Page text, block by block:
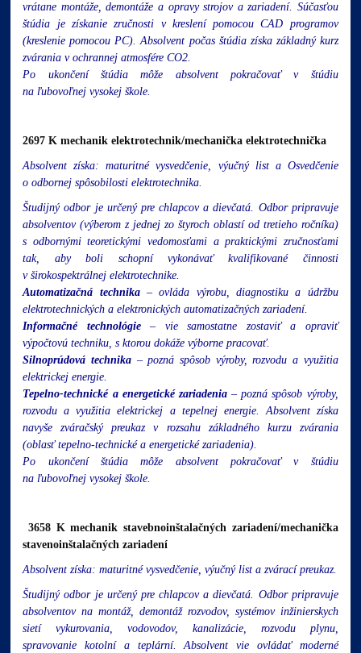
vrátane montáže, demontáže a opravy strojov a zariadení. Súčasťou
štúdia je získanie zručnosti v kreslení pomocou CAD programov
(kreslenie pomocou PC). Absolvent počas štúdia získa základný kurz
zvárania v ochrannej atmosfére CO2.
Po ukončení štúdia môže absolvent pokračovať v štúdiu
na ľubovoľnej vysokej škole.
2697 K mechanik elektrotechnik/mechanička elektrotechnička
Absolvent získa: maturitné vysvedčenie, výučný list a Osvedčenie
o odbornej spôsobilosti elektrotechnika.
Študijný odbor je určený pre chlapcov a dievčatá. Odbor pripravuje
absolventov (výberom z jednej zo štyroch oblastí od tretieho ročníka)
s odbornými teoretickými vedomosťami a praktickými zručnosťami
tak, aby boli schopní vykonávať kvalifikované činnosti
v širokospektrálnej elektrotechnike.
Automatizačná technika– ovláda výrobu, diagnostiku a údržbu
elektrotechnických a elektronických automatizačných zariadení.
Informačné technológie– vie samostatne zostaviť a opraviť
výpočtovú techniku, s ktorou dokáže výborne pracovať.
Silnoprúdová technika – pozná spôsob výroby, rozvodu a využitia
elektrickej energie.
Tepelno-technické a energetické zariadenia– pozná spôsob výroby,
rozvodu a využitia elektrickej a tepelnej energie. Absolvent získa
navyše zváračský preukaz v rozsahu základného kurzu zvárania
(oblasť tepelno-technické a energetické zariadenia).
Po ukončení štúdia môže absolvent pokračovať v štúdiu
na ľubovoľnej vysokej škole.
3658 K mechanik stavebnoinštalačných zariadení/mechanička
stavenoinštalačných zariadení
Absolvent získa: maturitné vysvedčenie, výučný list a zvárací preukaz.
Študijný odbor je určený pre chlapcov a dievčatá. Odbor pripravuje
absolventov na montáž, demontáž rozvodov, systémov inžinierskych
sietí vykurovania, vodovodov, kanalizácie, rozvodu plynu,
spravovanie kotolní a teplární. Absolvent vie ovládať moderné